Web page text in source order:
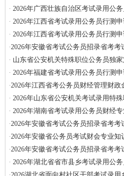
· 2026年广西壮族自治区考试录用公
· 2026年江西省考试录用公务员行测
· 2026年江西省考试录用公务员行测
·2026年安徽省考试公务员招录省考
· 山东省公安机关特殊职位公务员独
· 2026年福建省考试录用公务员行测
·2026年江西省考公务员财经管理财
· 2026年山东省公安机关考试录用特
· 2026年湖南省考试录用公务员财经
·2026年安徽省考试公务员招录省考
·2026年安徽省公务员考试财会专业
·2026年安徽省考试公务员招录省考
· 2026年湖北省省市县乡考试录用公